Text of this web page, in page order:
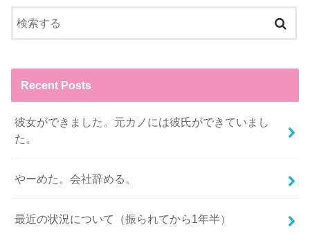
Recent Posts
彼女ができました。元カノには彼氏ができていまし
た。
やーめた。会社辞める。
最近の状況について（振られてから1年半）